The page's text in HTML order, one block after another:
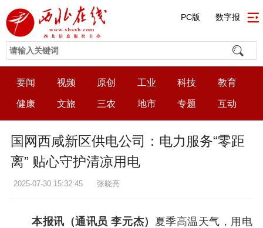
PC版 数字报
要闻 视频 原创 工业 科技 教育
健康 文旅 三农 地市 专题 互动
国网西咸新区供电公司：电力服务“零距
离” 贴心守护清凉用电
2025-07-30 15:32:45 张晓亮
本报讯（通讯员 李元杰） 夏季高温天气，用电